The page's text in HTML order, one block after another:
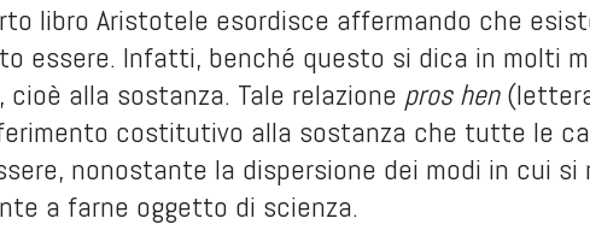
libro Aristotele esordisce affermando che
essere. Infatti, benché questo si dica in molti
cioè alla sostanza. Tale relazione pros hen
costitutivo alla sostanza che tutte le
nonostante la dispersione dei modi in cui
a farne oggetto di scienza.